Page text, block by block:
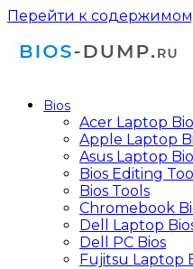
Перейти к
Bios
Acer Laptop
Apple Laptop
Asus Laptop
Bios Editing
Bios Tools
Chromebook
Dell Laptop
Dell PC Bios
Fujitsu Laptop